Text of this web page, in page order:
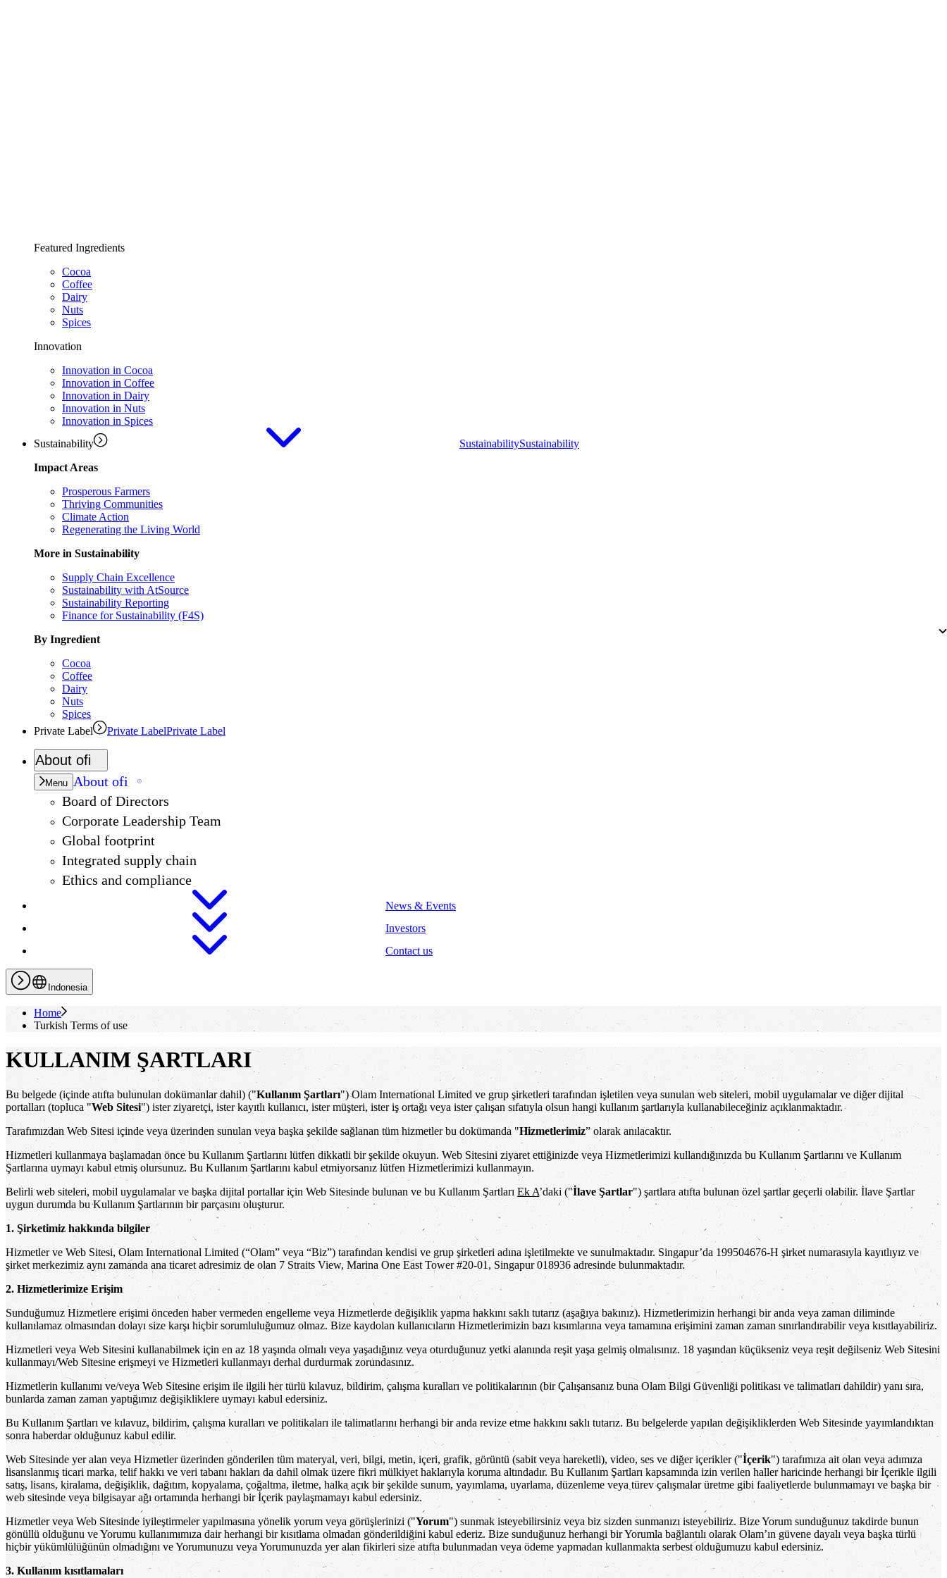
Featured Ingredients
Cocoa
Coffee
Dairy
Nuts
Spices
Innovation
Innovation in Cocoa
Innovation in Coffee
Innovation in Dairy
Innovation in Nuts
Innovation in Spices
Sustainability
SustainabilitySustainability
Impact Areas
Prosperous Farmers
Thriving Communities
Climate Action
Regenerating the Living World
More in Sustainability
Supply Chain Excellence
Sustainability with AtSource
Sustainability Reporting
Finance for Sustainability (F4S)
By Ingredient
Cocoa
Coffee
Dairy
Nuts
Spices
Private Label
Private LabelPrivate Label
About ofi
Menu About ofi
Board of Directors
Corporate Leadership Team
Global footprint
Integrated supply chain
Ethics and compliance
News & Events
Investors
Contact us
Indonesia
Home
Turkish Terms of use
KULLANIM ŞARTLARI
Bu belgede (içinde atıfta bulunulan dokümanlar dahil) ("Kullanım Şartları") Olam International Limited ve grup şirketleri tarafından işletilen veya sunulan web siteleri, mobil uygulamalar ve diğer dijital
portalları (topluca "Web Sitesi") ister ziyaretçi, ister kayıtlı kullanıcı, ister müşteri, ister iş ortağı veya ister çalışan sıfatıyla olsun hangi kullanım şartlarıyla kullanabileceğiniz açıklanmaktadır.
Tarafımızdan Web Sitesi içinde veya üzerinden sunulan veya başka şekilde sağlanan tüm hizmetler bu dokümanda "Hizmetlerimiz” olarak anılacaktır.
Hizmetleri kullanmaya başlamadan önce bu Kullanım Şartlarını lütfen dikkatli bir şekilde okuyun. Web Sitesini ziyaret ettiğinizde veya Hizmetlerimizi kullandığınızda bu Kullanım Şartlarını ve Kullanım
Şartlarına uymayı kabul etmiş olursunuz. Bu Kullanım Şartlarını kabul etmiyorsanız lütfen Hizmetlerimizi kullanmayın.
Belirli web siteleri, mobil uygulamalar ve başka dijital portallar için Web Sitesinde bulunan ve bu Kullanım Şartları Ek A’daki ("İlave Şartlar") şartlara atıfta bulunan özel şartlar geçerli olabilir. İlave Şartlar
uygun durumda bu Kullanım Şartlarının bir parçasını oluşturur.
1. Şirketimiz hakkında bilgiler
Hizmetler ve Web Sitesi, Olam International Limited (“Olam” veya “Biz”) tarafından kendisi ve grup şirketleri adına işletilmekte ve sunulmaktadır. Singapur’da 199504676-H şirket numarasıyla kayıtlıyız ve
şirket merkezimiz aynı zamanda ana ticaret adresimiz de olan 7 Straits View, Marina One East Tower #20-01, Singapur 018936 adresinde bulunmaktadır.
2. Hizmetlerimize Erişim
Sunduğumuz Hizmetlere erişimi önceden haber vermeden engelleme veya Hizmetlerde değişiklik yapma hakkını saklı tutarız (aşağıya bakınız). Hizmetlerimizin herhangi bir anda veya zaman diliminde
kullanılamaz olmasından dolayı size karşı hiçbir sorumluluğumuz olmaz. Bize kaydolan kullanıcıların Hizmetlerimizin bazı kısımlarına veya tamamına erişimini zaman zaman sınırlandırabilir veya kısıtlayabiliriz.
Hizmetleri veya Web Sitesini kullanabilmek için en az 18 yaşında olmalı veya yaşadığınız veya oturduğunuz yetki alanında reşit yaşa gelmiş olmalısınız. 18 yaşından küçükseniz veya reşit değilseniz Web Sitesini
kullanmayı/Web Sitesine erişmeyi ve Hizmetleri kullanmayı derhal durdurmak zorundasınız.
Hizmetlerin kullanımı ve/veya Web Sitesine erişim ile ilgili her türlü kılavuz, bildirim, çalışma kuralları ve politikalarının (bir Çalışansanız buna Olam Bilgi Güvenliği politikası ve talimatları dahildir) yanı sıra,
bunlarda zaman zaman yaptığımız değişikliklere uymayı kabul edersiniz.
Bu Kullanım Şartları ve kılavuz, bildirim, çalışma kuralları ve politikaları ile talimatlarını herhangi bir anda revize etme hakkını saklı tutarız. Bu belgelerde yapılan değişikliklerden Web Sitesinde yayımlandıktan
sonra haberdar olduğunuz kabul edilir.
Web Sitesinde yer alan veya Hizmetler üzerinden gönderilen tüm materyal, veri, bilgi, metin, içeri, grafik, görüntü (sabit veya hareketli), video, ses ve diğer içerikler ("İçerik") tarafımıza ait olan veya adımıza
lisanslanmış ticari marka, telif hakkı ve veri tabanı hakları da dahil olmak üzere fikri mülkiyet haklarıyla koruma altındadır. Bu Kullanım Şartları kapsamında izin verilen haller haricinde herhangi bir İçerikle ilgili
satış, lisans, kiralama, değişiklik, dağıtım, kopyalama, çoğaltma, iletme, halka açık bir şekilde sunum, yayımlama, uyarlama, düzenleme veya türev çalışmalar üretme gibi faaliyetlerde bulunmamayı ve başka bir
web sitesinde veya bilgisayar ağı ortamında herhangi bir İçerik paylaşmamayı kabul edersiniz.
Hizmetler veya Web Sitesinde iyileştirmeler yapılmasına yönelik yorum veya görüşlerinizi ("Yorum") sunmak isteyebilirsiniz veya biz sizden sunmanızı isteyebiliriz. Bize Yorum sunduğunuz takdirde bunun
gönüllü olduğunu ve Yorumu kullanımımıza dair herhangi bir kısıtlama olmadan gönderildiğini kabul ederiz. Bize sunduğunuz herhangi bir Yorumla bağlantılı olarak Olam’ın güvene dayalı veya başka türlü
hiçbir yükümlülüğünün olmadığını ve Yorumunuzu veya Yorumunuzda yer alan fikirleri size atıfta bulunmadan veya ödeme yapmadan kullanmakta serbest olduğumuzu kabul edersiniz.
3. Kullanım kısıtlamaları